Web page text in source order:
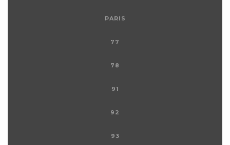
PARIS
77
78
91
92
93